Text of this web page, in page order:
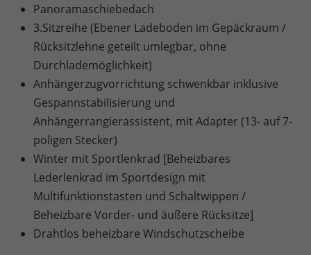
Panoramaschiebedach
3.Sitzreihe (Ebener Ladeboden im Gepäckraum /
Rücksitzlehne geteilt umlegbar, ohne
Durchlademöglichkeit)
Anhängerzugvorrichtung schwenkbar inklusive
Gespannstabilisierung und
Anhängerrangierassistent, mit Adapter (13- auf 7-
poligen Stecker)
Winter mit Sportlenkrad [Beheizbares
Lederlenkrad im Sportdesign mit
Multifunktionstasten und Schaltwippen /
Beheizbare Vorder- und äußere Rücksitze]
Drahtlos beheizbare Windschutzscheibe